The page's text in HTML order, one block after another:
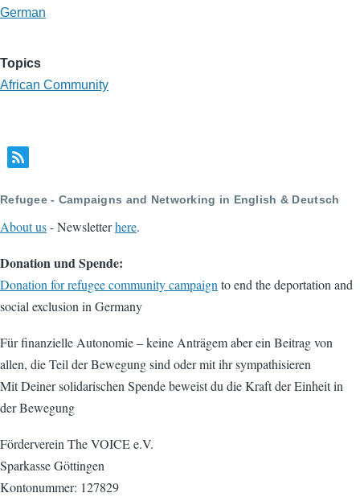
German
Topics
African Community
Refugee - Campaigns and Networking in English & Deutsch
About us- Newsletterhere.
Donation und Spende:
Donation for refugee community campaignto end the deportation and
social exclusion in Germany
Für finanzielle Autonomie – keine Anträgem aber ein Beitrag von
allen, die Teil der Bewegung sind oder mit ihr sympathisieren
Mit Deiner solidarischen Spende beweist du die Kraft der Einheit in
der Bewegung
Förderverein The VOICE e.V.
Sparkasse Göttingen
Kontonummer: 127829